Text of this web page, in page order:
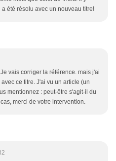
été résolu avec un nouveau titre!
vais corriger la référence. mais j'ai
ce titre. J'ai vu un article (un
mentionnez : peut-être s'agit-il du
merci de votre intervention.